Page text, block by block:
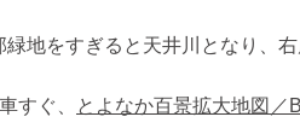
地をすぎると天井川となり、
すぐ、 とよなか百景拡大地図／